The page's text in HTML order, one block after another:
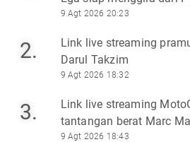
9 Agt 2026 20:23
2.
Link live streaming
Darul Takzim
9 Agt 2026 18:32
3.
Link live streaming
tantangan berat Marc
9 Agt 2026 18:43